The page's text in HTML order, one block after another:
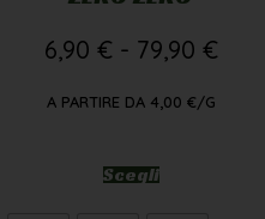
6,90 € - 79,90 €
A PARTIRE DA 4,00 €/G
Scegli